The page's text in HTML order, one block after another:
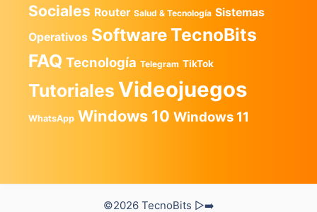
Sociales Router Salud & Tecnología Sistemas
Operativos SoftwareTecnoBits
FAQ Tecnología Telegram TikTok
Tutoriales Videojuegos
WhatsApp Windows 10 Windows 11
©2026 TecnoBits ▷➡️